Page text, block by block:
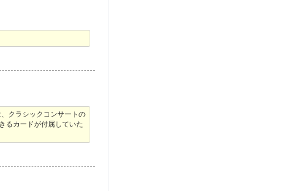
クラシックコンサートの
るカードが付属していた